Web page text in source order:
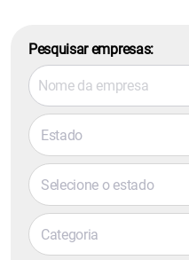
Pesquisar empresas:
Estado
Selecione o estado
Categoria